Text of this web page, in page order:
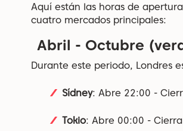
Aquí están las horas de
cuatro mercados principales:
Abril - Octubre
Durante este periodo, Londres
Sídney: Abre 22:00 -
Tokio: Abre 00:00 -